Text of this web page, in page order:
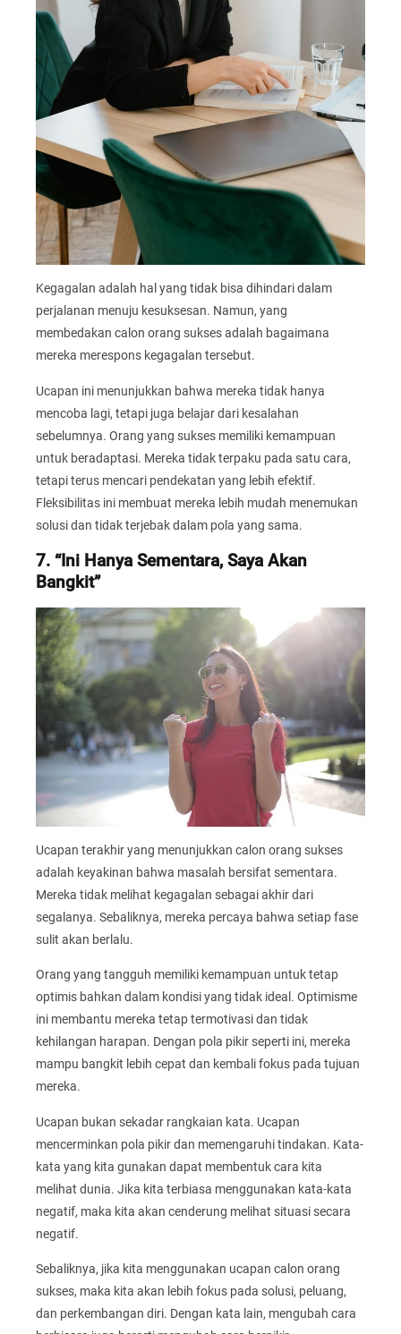
Kegagalan adalah hal yang tidak bisa dihindari dalam
perjalanan menuju kesuksesan. Namun, yang
membedakan calon orang sukses adalah bagaimana
mereka merespons kegagalan tersebut.
Ucapan ini menunjukkan bahwa mereka tidak hanya
mencoba lagi, tetapi juga belajar dari kesalahan
sebelumnya. Orang yang sukses memiliki kemampuan
untuk beradaptasi. Mereka tidak terpaku pada satu cara,
tetapi terus mencari pendekatan yang lebih efektif.
Fleksibilitas ini membuat mereka lebih mudah menemukan
solusi dan tidak terjebak dalam pola yang sama.
7. “Ini Hanya Sementara, Saya Akan
Bangkit”
Ucapan terakhir yang menunjukkan calon orang sukses
adalah keyakinan bahwa masalah bersifat sementara.
Mereka tidak melihat kegagalan sebagai akhir dari
segalanya. Sebaliknya, mereka percaya bahwa setiap fase
sulit akan berlalu.
Orang yang tangguh memiliki kemampuan untuk tetap
optimis bahkan dalam kondisi yang tidak ideal. Optimisme
ini membantu mereka tetap termotivasi dan tidak
kehilangan harapan. Dengan pola pikir seperti ini, mereka
mampu bangkit lebih cepat dan kembali fokus pada tujuan
mereka.
Ucapan bukan sekadar rangkaian kata. Ucapan
mencerminkan pola pikir dan memengaruhi tindakan. Kata-
kata yang kita gunakan dapat membentuk cara kita
melihat dunia. Jika kita terbiasa menggunakan kata-kata
negatif, maka kita akan cenderung melihat situasi secara
negatif.
Sebaliknya, jika kita menggunakan ucapan calon orang
sukses, maka kita akan lebih fokus pada solusi, peluang,
dan perkembangan diri. Dengan kata lain, mengubah cara